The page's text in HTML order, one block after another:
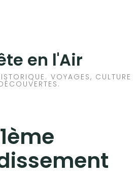
en l'Air
VOYAGES, CULTURE